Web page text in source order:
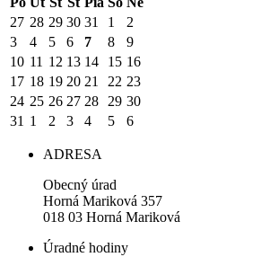
27 28 29 30 31 1
2
3
4 5 6 7 8
9
10 11 12 13 14 15 16
17 18 19 20 21 22 23
24 25 26 27 28 29 30
31 1 2 3 4 5 6
ADRESA
Obecný úrad
Horná Mariková 357
018 03 Horná Mariková
Úradné hodiny